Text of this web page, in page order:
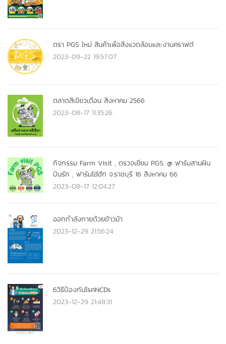
ตรา PGS ใหม่ สินค้าเพื่อสิ่งแวดล้อมและงานคราฟต์
2023-09-22 19:57:07
ตลาดสีเขียวเดือน สิงหาคม 2566
2023-08-17 11:35:26
กิจกรรม Farm Visit , ตรวจเยี่ยม PGS. @ ฟาร์มสานฝัน
ปันรัก , ฟาร์มไฮ่ฮัก จ.ราชบุรี 16 สิงหาคม 66
2023-08-17 12:04:27
ออกกำลังกายด้วยข้าวม้า
2023-12-29 21:56:24
6วิธีป้องกันโรคNCDs
2023-12-29 21:48:31